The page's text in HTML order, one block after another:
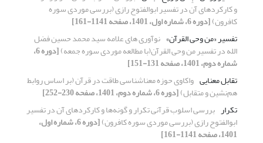
و کارکردهای آن در تفسیر ابوالفتوح رازی (بررسی موردی سوره
کافرون)[دوره 6، شماره اول، 1401، صفحه 1141-161]
تفسیر «من وحی القرآن» نوآوری های علامه سید محمد حسین فضل
الله در تفسیر من وحی القرآن(با مطالعه موردی سوره جمعه) [دوره 6،
شماره دوم، 1401، صفحه 131-151]
تقابل معنایی واکاوی حوزه معناشناسی طاقت در قرآن (بر اساس روابط
هم‌نشین و متقابل)[دوره 6، شماره دوم، 1401، صفحه 230-252]
تکرار بررسی اسلوب قرآنی تکرار و گونه‌ها و کارکردهای آن در تفسیر
ابوالفتوح رازی (بررسی موردی سوره کافرون) [دوره 6، شماره اول،
1401، صفحه 1141-161]